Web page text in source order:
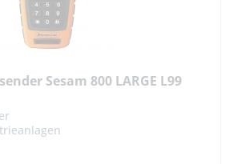
Sesam 800 LARGE L99